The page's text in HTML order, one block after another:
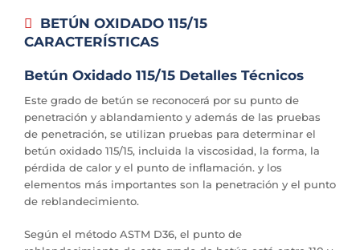
BETÚN OXIDADO 115/15
CARACTERÍSTICAS
Betún Oxidado 115/15 Detalles Técnicos
Este grado de betún se reconocerá por su punto de
penetración y ablandamiento y además de las pruebas
de penetración, se utilizan pruebas para determinar el
betún oxidado 115/15, incluida la viscosidad, la forma, la
pérdida de calor y el punto de inflamación. y los
elementos más importantes son la penetración y el punto
de reblandecimiento.
Según el método ASTM D36, el punto de